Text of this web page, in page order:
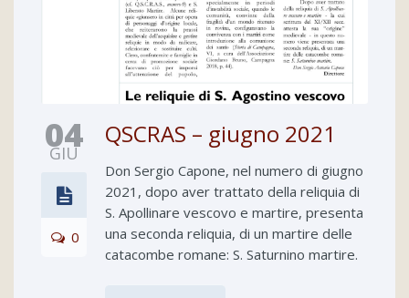
04
GIU
0
QSCRAS – giugno 2021
Don Sergio Capone, nel numero di giugno
2021, dopo aver trattato della reliquia di
S. Apollinare vescovo e martire, presenta
una seconda reliquia, di un martire delle
catacombe romane: S. Saturnino martire.